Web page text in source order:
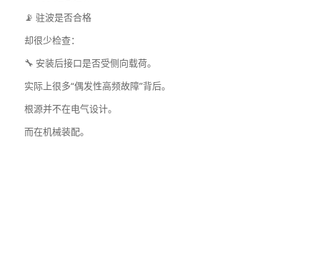
📡 驻波是否合格
却很少检查：
🔧 安装后接口是否受侧向载荷。
实际上很多“偶发性高频故障”背后。
根源并不在电气设计。
而在机械装配。